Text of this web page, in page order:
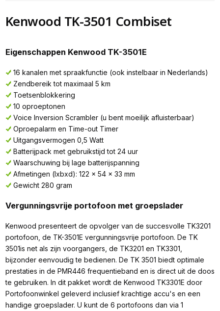
Kenwood TK-3501 Combiset
Eigenschappen Kenwood TK-3501E
16 kanalen met spraakfunctie (ook instelbaar in Nederlands)
Zendbereik tot maximaal 5 km
Toetsenblokkering
10 oproeptonen
Voice Inversion Scrambler (u bent moeilijk afluisterbaar)
Oproepalarm en Time-out Timer
Uitgangsvermogen 0,5 Watt
Batterijpack met gebruikstijd tot 24 uur
Waarschuwing bij lage batterijspanning
Afmetingen (lxbxd): 122 x 54 x 33 mm
Gewicht 280 gram
Vergunningsvrije portofoon met groepslader
Kenwood presenteert de opvolger van de succesvolle TK3201
portofoon, de TK-3501E vergunningsvrije portofoon. De TK
3501is net als zijn voorgangers, de TK3201 en TK3301,
bijzonder eenvoudig te bedienen. De TK 3501 biedt optimale
prestaties in de PMR446 frequentieband en is direct uit de doos
te gebruiken. In dit pakket wordt de Kenwood TK3301E door
Portofoonwinkel geleverd inclusief krachtige accu's en een
handige groepslader. U kunt de 6 portofoons dan via 1